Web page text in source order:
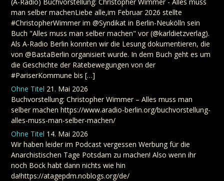
man selber machenLiebe alle,im Februar 2026 stellte
#ChristopherWimmer im @Syndikat in Berlin-Neukölln sein
Buch "Alles muss man selber machen" vor (@karldietzverlag).
Als A-Radio Berlin konnten wir die Lesung dokumentieren, die
von @BastaBerlin organisiert wurde. In dem Buch geht es um
die Geschichte der Rätebewegungen von der
#PariserKommune bis […]
Ohne Titel 21. Mai 2026
Buchvorstellung: Christopher Wimmer – Alles muss man
selber machen https://www.aradio-berlin.org/buchvorstellung-
alles-muss-man-selber-machen/
Ohne Titel 14. Mai 2026
Wir haben leider im Podcast vergessen Werbung für die
Anarchistischen Tage Potsdam zu machen! Also wenn ihr
noch Bock habt dann nichts wie hin
da!https://atagepdm.noblogs.org/de/